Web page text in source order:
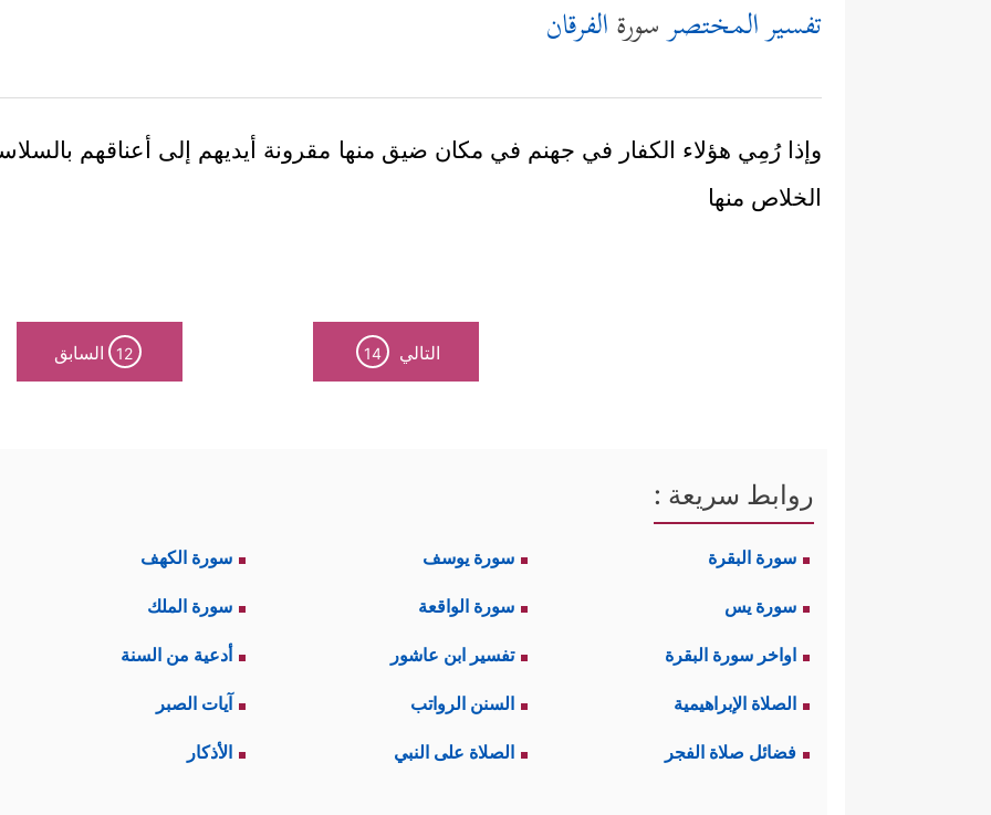
تفسير المختصرسورةالفرقان
وإذا رُمِي هؤلاء الكفار في جهنم في مكان ضيق منها مقرونة أيديهم إلى أعناقهم
الخلاص منها
التالي 14
12 السابق
روابط سريعة :
سورة البقرة سورة يوسف سورة الكهف
سورة يس سورة الواقعة سورة الملك
اواخر سورة البقرة تفسير ابن عاشور أدعية من السنة
الصلاة الإبراهيمية السنن الرواتب آيات الصبر
فضائل صلاة الفجر الصلاة على النبي الأذكار